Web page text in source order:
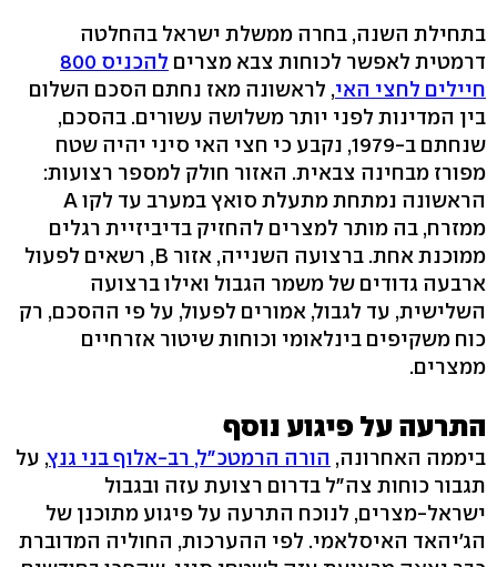
בתחילת השנה, בחרה ממשלת ישראל בהחלטה
דרמטית לאפשר לכוחות צבא מצרים
להכניס 800
חיילים לחצי האי, לראשונה מאז נחתם הסכם השלום
בין המדינות לפני יותר משלושה עשורים. בהסכם,
שנחתם ב-1979, נקבע כי חצי האי סיני יהיה שטח
מפורז מבחינה צבאית. האזור חולק למספר רצועות:
הראשונה נמתחת מתעלת סואץ במערב עד לקו A
ממזרח, בה מותר למצרים להחזיק בדיביזיית רגלים
ממוכנת אחת. ברצועה השנייה, אזור B, רשאים לפעול
ארבעה גדודים של משמר הגבול ואילו ברצועה
השלישית, עד לגבול, אמורים לפעול, על פי ההסכם, רק
כוח משקיפים בינלאומי וכוחות שיטור אזרחיים
ממצרים.
התרעה על פיגוע נוסף
ביממה האחרונה, הורה הרמטכ"ל, רב-אלוף בני גנץ, על
תגבור כוחות צה"ל בדרום רצועת עזה ובגבול
ישראל-מצרים, לנוכח התרעה על פיגוע מתוכנן של
הג'יהאד האיסלאמי. לפי ההערכות, החוליה המדוברת